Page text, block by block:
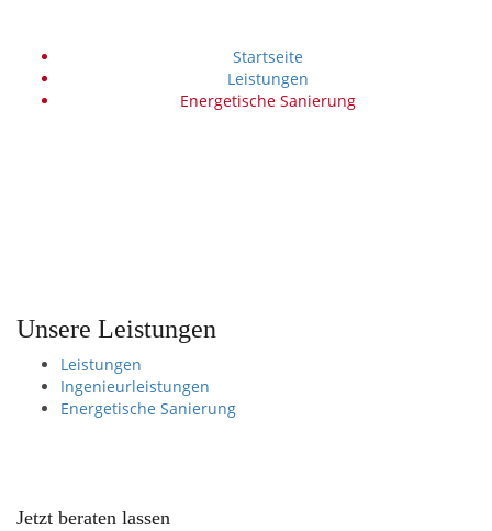
Startseite
Leistungen
Energetische Sanierung
Unsere Leistungen
Leistungen
Ingenieurleistungen
Energetische Sanierung
Jetzt beraten lassen